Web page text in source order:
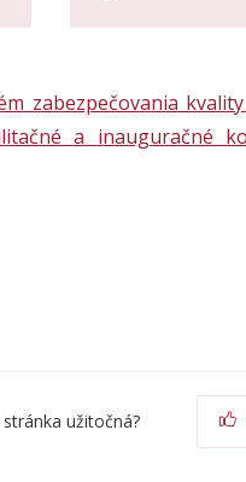
zabezpečovania
a inauguračné
užitočná?